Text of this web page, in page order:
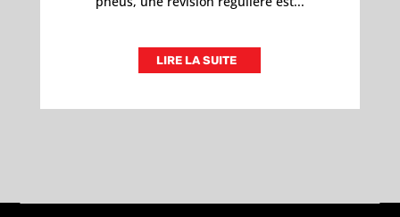
LIRE LA SUITE